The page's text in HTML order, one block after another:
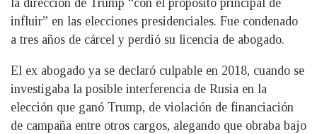
la dirección de Trump “con el propósito principal de
influir” en las elecciones presidenciales. Fue condenado
a tres años de cárcel y perdió su licencia de abogado.
El ex abogado ya se declaró culpable en 2018, cuando se
investigaba la posible interferencia de Rusia en la
elección que ganó Trump, de violación de financiación
de campaña entre otros cargos, alegando que obraba bajo